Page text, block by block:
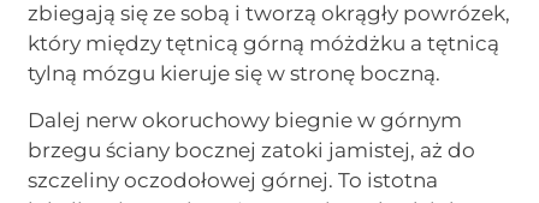
zbiegają się ze sobą i tworzą okrągły powrózek,
który między tętnicą górną móżdżku a tętnicą
tylną mózgu kieruje się w stronę boczną.
Dalej nerw okoruchowy biegnie w górnym
brzegu ściany bocznej zatoki jamistej, aż do
szczeliny oczodołowej górnej. To istotna